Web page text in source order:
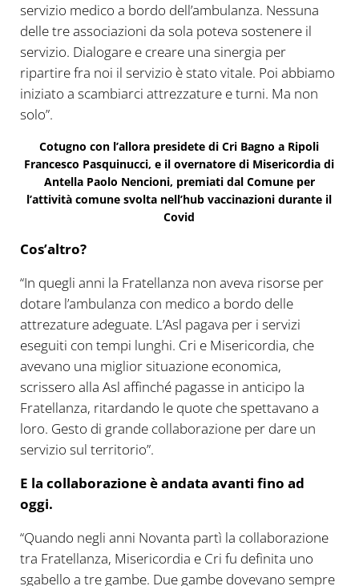
servizio medico a bordo dell’ambulanza. Nessuna
delle tre associazioni da sola poteva sostenere il
servizio. Dialogare e creare una sinergia per
ripartire fra noi il servizio è stato vitale. Poi abbiamo
iniziato a scambiarci attrezzature e turni. Ma non
solo”.
Cotugno con l’allora presidete di Cri Bagno a Ripoli
Francesco Pasquinucci, e il overnatore di Misericordia di
Antella Paolo Nencioni, premiati dal Comune per
l’attività comune svolta nell’hub vaccinazioni durante il
Covid
Cos’altro?
“In quegli anni la Fratellanza non aveva risorse per
dotare l’ambulanza con medico a bordo delle
attrezature adeguate. L’Asl pagava per i servizi
eseguiti con tempi lunghi. Cri e Misericordia, che
avevano una miglior situazione economica,
scrissero alla Asl affinché pagasse in anticipo la
Fratellanza, ritardando le quote che spettavano a
loro. Gesto di grande collaborazione per dare un
servizio sul territorio”.
E la collaborazione è andata avanti fino ad
oggi.
“Quando negli anni Novanta partì la collaborazione
tra Fratellanza, Misericordia e Cri fu definita uno
sgabello a tre gambe. Due gambe dovevano sempre